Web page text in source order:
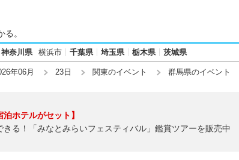
。
神奈川県 横浜市 千葉県 埼玉県 栃木県 茨城県
年06月 23日 関東のイベント 群馬県のイベント
泊ホテルがセット】
きる！「みなとみらいフェスティバル」鑑賞ツアーを販売中